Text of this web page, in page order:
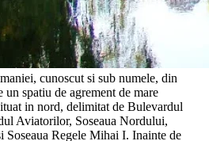
cunoscut si sub numele, din
un spatiu de agrement de mare
in nord, delimitat de Bulevardul
Aviatorilor, Soseaua Nordului,
Soseaua Regele Mihai I. Inainte de